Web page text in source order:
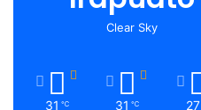
Clear Sky
31 ℃ 31 ℃ 27